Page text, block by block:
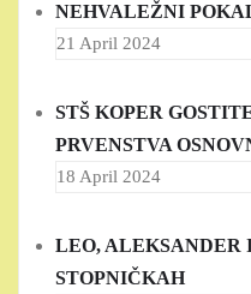
NEHVALEŽNI
21 April 2024
STŠ KOPER
PRVENSTVA
18 April 2024
LEO, ALEKSANDER
STOPNIČKAH